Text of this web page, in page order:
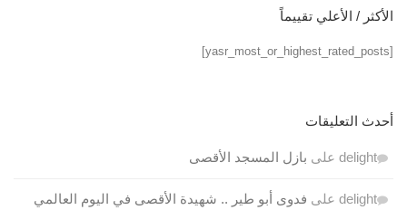
الأكثر / الأعلي تقييماً
[yasr_most_or_highest_rated_posts]
أحدث التعليقات
delight على بازل المسجد الأقصى
delight على فدوى أبو طير .. شهيدة الأقصى في اليوم العالمي